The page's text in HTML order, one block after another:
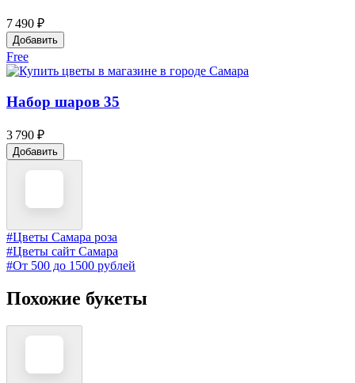
7 490 ₽
Добавить
Free
Набор шаров 35
3 790 ₽
Добавить
#Цветы Самара роза
#Цветы сайт Самара
#От 500 до 1500 рублей
Похожие букеты